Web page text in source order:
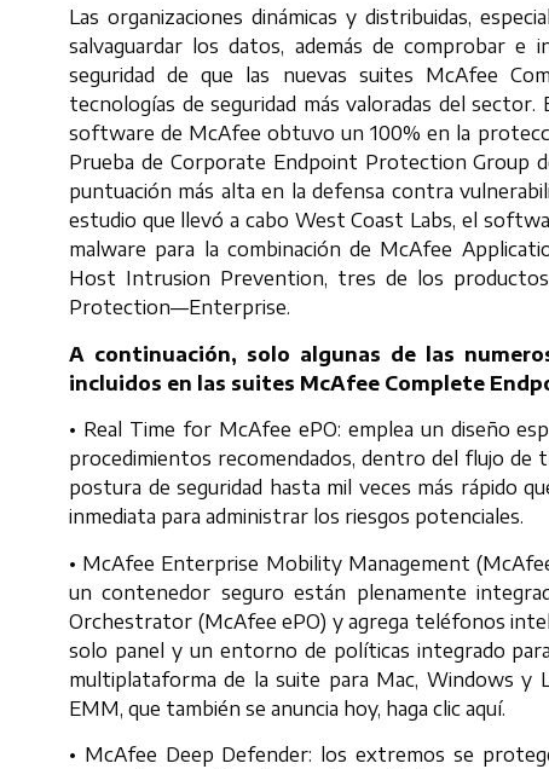
Las organizaciones dinámicas y distribuidas,
salvaguardar los datos, además de comprobar
seguridad de que las nuevas suites McAfee
tecnologías de seguridad más valoradas del
software de McAfee obtuvo un 100% en la
Prueba de Corporate Endpoint Protection Group
puntuación más alta en la defensa contra
estudio que llevó a cabo West Coast Labs, el
malware para la combinación de McAfee
Host Intrusion Prevention, tres de los
Protection—Enterprise.
A continuación, solo algunas de las
incluidos en las suites McAfee Complete
• Real Time for McAfee ePO: emplea un diseño
procedimientos recomendados, dentro del flujo de
postura de seguridad hasta mil veces más rápido
inmediata para administrar los riesgos potenciales.
• McAfee Enterprise Mobility Management
un contenedor seguro están plenamente
Orchestrator (McAfee ePO) y agrega teléfonos
solo panel y un entorno de políticas integrado
multiplataforma de la suite para Mac, Windows y
EMM, que también se anuncia hoy, haga clic aquí.
• McAfee Deep Defender: los extremos se